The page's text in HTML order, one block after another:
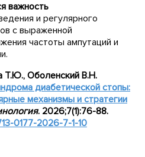
важность
и регулярного
с выраженной
частоты ампутаций и
Оболенский В.Н.
диабетической стопы:
механизмы и стратегии
. 2026;7(1):76-88.
0177-2026-7-1-10